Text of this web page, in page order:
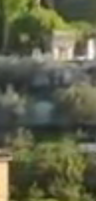
– suggerimenti